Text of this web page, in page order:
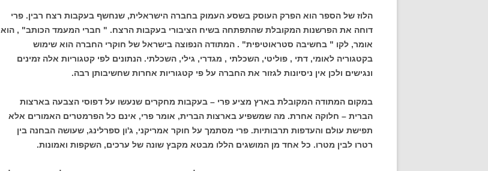
הלוז של הספר הוא הפרק העוסק בשסע העמוק בחברה הישראלית, שנחשף בעקבות רצח רבין. פרי
דוחה את הפרשנות המקובלת שהתפתחה בשיח הציבורי בעקבות הרצח. " חברי המעמד הכותב" , הוא
אומר, לקו " בחשיבה סטראוטיפית" . המתודה הנפוצה בישראל של חוקרי החברה הוא שימוש
בקטגוריה לאומי, דתי , פוליטי, השכלתי , מגדרי, גילי, השכלתי. הנתונים לפי קטגוריות אלה זמינים
ונגישים ולכן אין ניסיונות לגזור את החברה על פי קטגוריות אחרות שחשיבותן רבה.
במקום המתודה המקובלת בארץ מציע פרי – בעקבות מחקרים שנעשו על דפוסי הצבעה בארצות
הברית – חלוקה אחרת. מה שמשפיע בארצות הברית, אומר פרי, אינם כל הפרמטרים האמורים אלא
תפישת עולם והעדפות תרבותיות. פרי מסתמך על חוקר אמריקני, ג'ון ספרלינג, שעושה הבחנה בין
רטרו לבין מטרו. כל אחד מן המושגים הללו מבטא מקבץ שונה של ערכים, השקפות ואמונות.